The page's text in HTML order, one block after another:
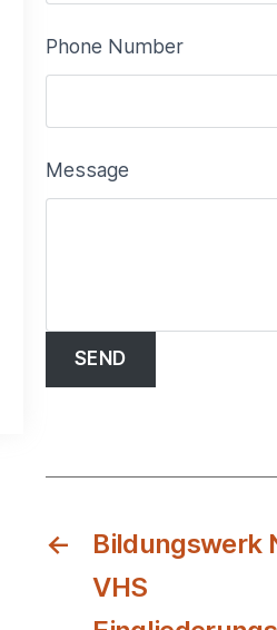
Phone Number
Message
←
Bildungswerk
VHS